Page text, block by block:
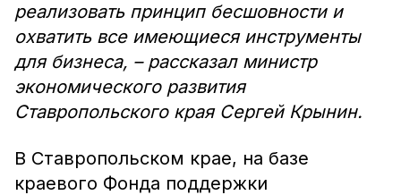
реализовать принцип бесшовности и
охватить все имеющиеся инструменты
для бизнеса, – рассказал министр
экономического развития
Ставропольского края Сергей Крынин.
В Ставропольском крае, на базе
краевого Фонда поддержки